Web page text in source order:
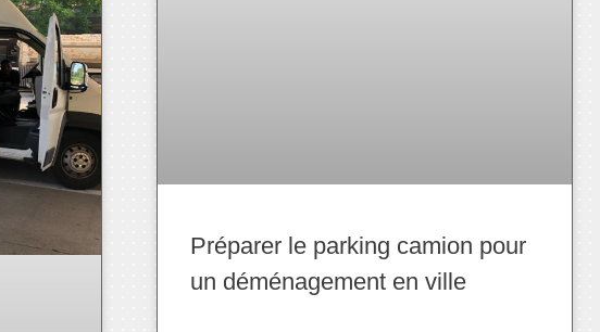
Préparer le parking camion pour
un déménagement en ville